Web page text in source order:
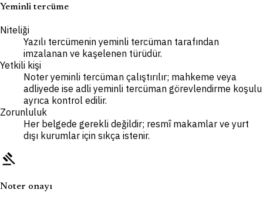
Yeminli tercüme
Niteliği
Yazılı tercümenin yeminli tercüman tarafından
imzalanan ve kaşelenen türüdür.
Yetkili kişi
Noter yeminli tercüman çalıştırılır; mahkeme veya
adliyede ise adli yeminli tercüman görevlendirme koşulu
ayrıca kontrol edilir.
Zorunluluk
Her belgede gerekli değildir; resmî makamlar ve yurt
dışı kurumlar için sıkça istenir.
gavel
Noter onayı